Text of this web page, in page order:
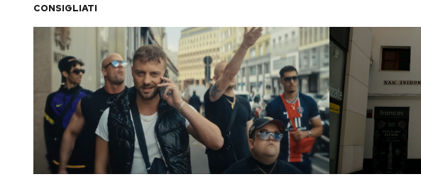
CONSIGLIATI